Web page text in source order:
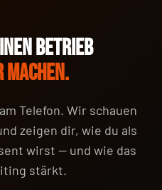
BETRIEB
MACHEN.
Telefon. Wir schauen
zeigen dir, wie du als
wirst — und wie das
stärkt.